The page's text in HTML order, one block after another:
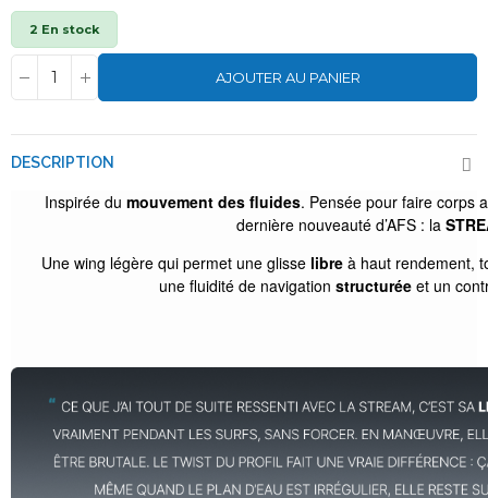
2 En stock
AJOUTER AU PANIER
DESCRIPTION
Inspirée du mouvement des fluides. Pensée pour faire corps
dernière nouveauté d’AFS: la
Une wing légère qui permet une glisse libre à haut rendement,
une fluidité de navigation structurée et un